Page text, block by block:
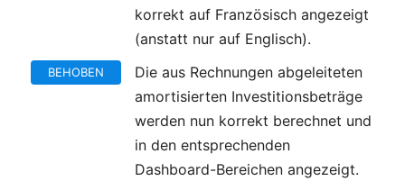
korrekt auf Französisch angezeigt
(anstatt nur auf Englisch).
BEHOBEN
Die aus Rechnungen abgeleiteten
amortisierten Investitionsbeträge
werden nun korrekt berechnet und
in den entsprechenden
Dashboard-Bereichen angezeigt.